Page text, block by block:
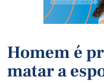
Homem é
matar a